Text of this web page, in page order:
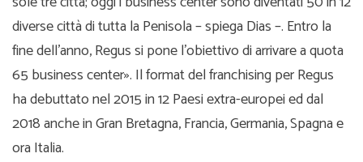
diverse città di tutta la Penisola – spiega Dias –. Entro la
fine dell’anno, Regus si pone l’obiettivo di arrivare a quota
65 business center». Il format del franchising per Regus
ha debuttato nel 2015 in 12 Paesi extra-europei ed dal
2018 anche in Gran Bretagna, Francia, Germania, Spagna e
ora Italia.